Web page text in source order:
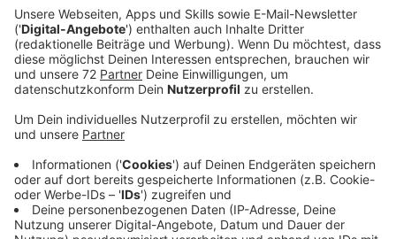
Ein Promi, keine Fragen und fünf
Gegenstände
Anzeige
Wenn ein Popstar, Comedian, Schauspieler oder
Politiker bei uns zu Besuch ist, stellt er sich auch dem
besonderen Video-Interview „Fünf für". Dabei wird